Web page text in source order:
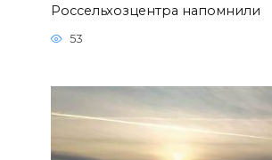
Россельхозцентра напомнили
53